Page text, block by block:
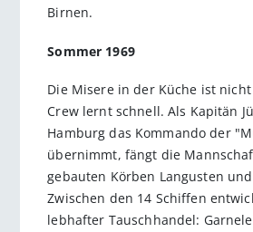
Birnen.
Sommer 1969
Die Misere in der Küche ist
Crew lernt schnell. Als Kapitän
Hamburg das Kommando der
übernimmt, fängt die
gebauten Körben Langusten
Zwischen den 14 Schiffen
lebhafter Tauschhandel: